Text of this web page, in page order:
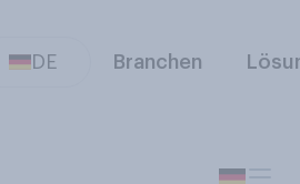
DE Branchen